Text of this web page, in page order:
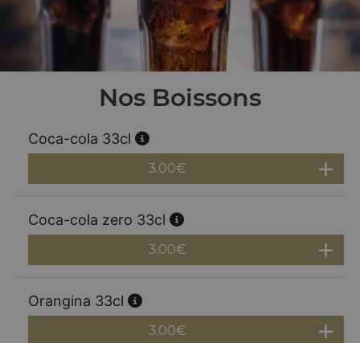
Nos Boissons
Coca-cola 33cl
3.00€
Coca-cola zero 33cl
3.00€
Orangina 33cl
3.00€